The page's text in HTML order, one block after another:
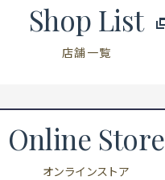
Shop List
店舗一覧
Online Store
オンラインストア